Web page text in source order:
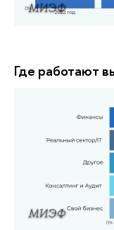
МИЭФ
Где работают
МИЭФ